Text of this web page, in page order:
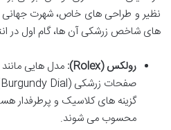
نظیر و طراحی های خاص، شهرت جهانی
های شاخص زرشکی آن ها، گام اول در
رولکس (Rolex):
مدل هایی مانند
گزینه های کلاسیک و پرطرفدار
محسوب می شوند.